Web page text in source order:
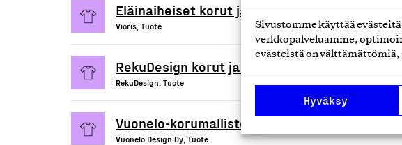
Sivustomme käyttää
verkkopalveluamme,
evästeistä on
Hyväksy
Eläinaiheiset korut ja asusteet
Vioris, Tuote
RekuDesign korut ja asusteet
RekuDesign, Tuote
Vuonelo-korumallisto: Mänty, Saraa ja
Vuonelo Design Oy, Tuote